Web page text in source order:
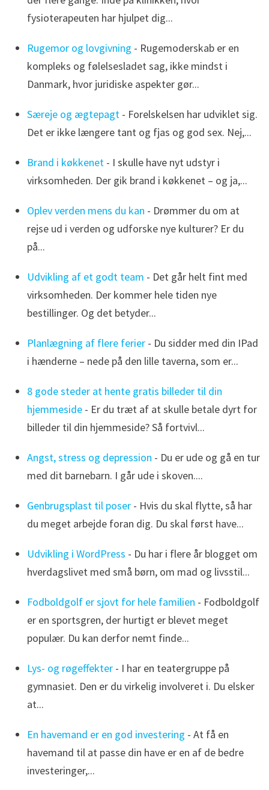
fysioterapeuten har hjulpet dig...
Rugemor og lovgivning - Rugemoderskab er en
kompleks og følelsesladet sag, ikke mindst i
Danmark, hvor juridiske aspekter gør...
Særeje og ægtepagt - Forelskelsen har udviklet sig.
Det er ikke længere tant og fjas og god sex. Nej,...
Brand i køkkenet - I skulle have nyt udstyr i
virksomheden. Der gik brand i køkkenet – og ja,...
Oplev verden mens du kan - Drømmer du om at
rejse ud i verden og udforske nye kulturer? Er du
på...
Udvikling af et godt team - Det går helt fint med
virksomheden. Der kommer hele tiden nye
bestillinger. Og det betyder...
Planlægning af flere ferier- Du sidder med din IPad
i hænderne – nede på den lille taverna, som er...
8 gode steder at hente gratis billeder til din
hjemmeside- Er du træt af at skulle betale dyrt for
billeder til din hjemmeside? Så fortvivl...
Angst, stress og depression - Du er ude og gå en tur
med dit barnebarn. I går ude i skoven....
Genbrugsplast til poser- Hvis du skal flytte, så har
du meget arbejde foran dig. Du skal først have...
Udvikling i WordPress - Du har i flere år blogget om
hverdagslivet med små børn, om mad og livsstil...
Fodboldgolf er sjovt for hele familien - Fodboldgolf
er en sportsgren, der hurtigt er blevet meget
populær. Du kan derfor nemt finde...
Lys- og røgeffekter- I har en teatergruppe på
gymnasiet. Den er du virkelig involveret i. Du elsker
at...
En havemand er en god investering - At få en
havemand til at passe din have er en af de bedre
investeringer,...